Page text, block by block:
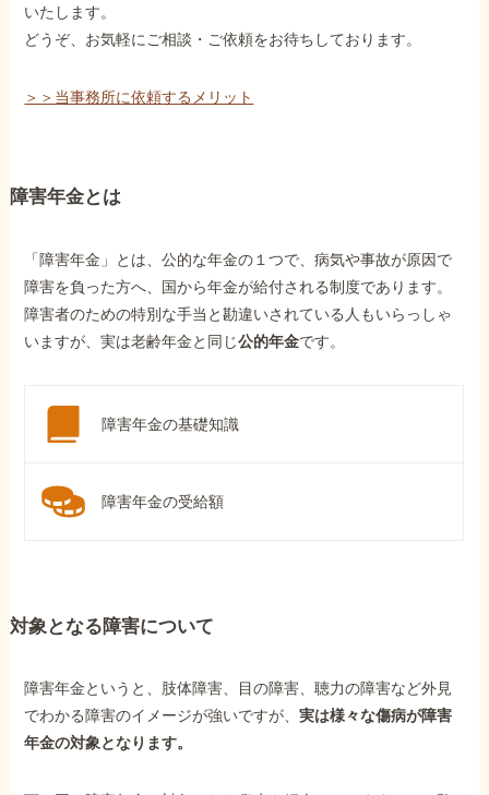
いたします。
どうぞ、お気軽にご相談・ご依頼をお待ちしております。
＞＞当事務所に依頼するメリット
障害年金とは
「障害年金」とは、公的な年金の１つで、病気や事故が原因で
障害を負った方へ、国から年金が給付される制度であります。
障害者のための特別な手当と勘違いされている人もいらっしゃ
いますが、実は老齢年金と同じ公的年金です。
障害年金の基礎知識
障害年金の受給額
対象となる障害について
障害年金というと、肢体障害、目の障害、聴力の障害など外見
でわかる障害のイメージが強いですが、実は様々な傷病が障害
年金の対象となります。